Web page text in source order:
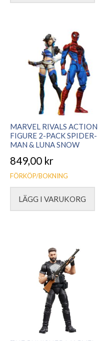
MARVEL RIVALS ACTION
FIGURE 2-PACK SPIDER-
MAN & LUNA SNOW
849,00 kr
FÖRKÖP/BOKNING
LÄGG I VARUKORG